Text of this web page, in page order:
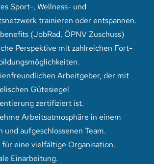
Sport-, Wellness- und
trainieren oder entspannen.
(JobRad, ÖPNV Zuschuss)
Perspektive mit zahlreichen Fort-
Arbeitgeber, der mit
Gütesiegel
zertifiziert ist.
Arbeitsatmosphäre in einem
und aufgeschlossenen Team.
eine vielfältige Organisation.
Einarbeitung.